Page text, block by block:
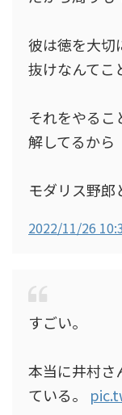
彼は徳を大切
抜けなんてこ
それをやる
解してるから
モダリス野郎
2022/11/26
すごい。
本当に井村さ
ている。